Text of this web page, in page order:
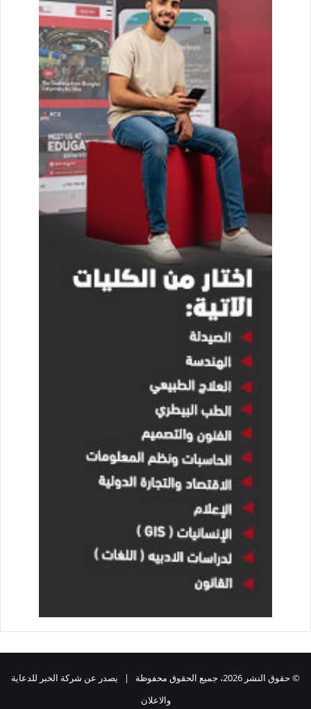
© حقوق النشر 2026، جميع الحقوق محفوظة | يصدر عن شركة الخبر للدعاية
والاعلان